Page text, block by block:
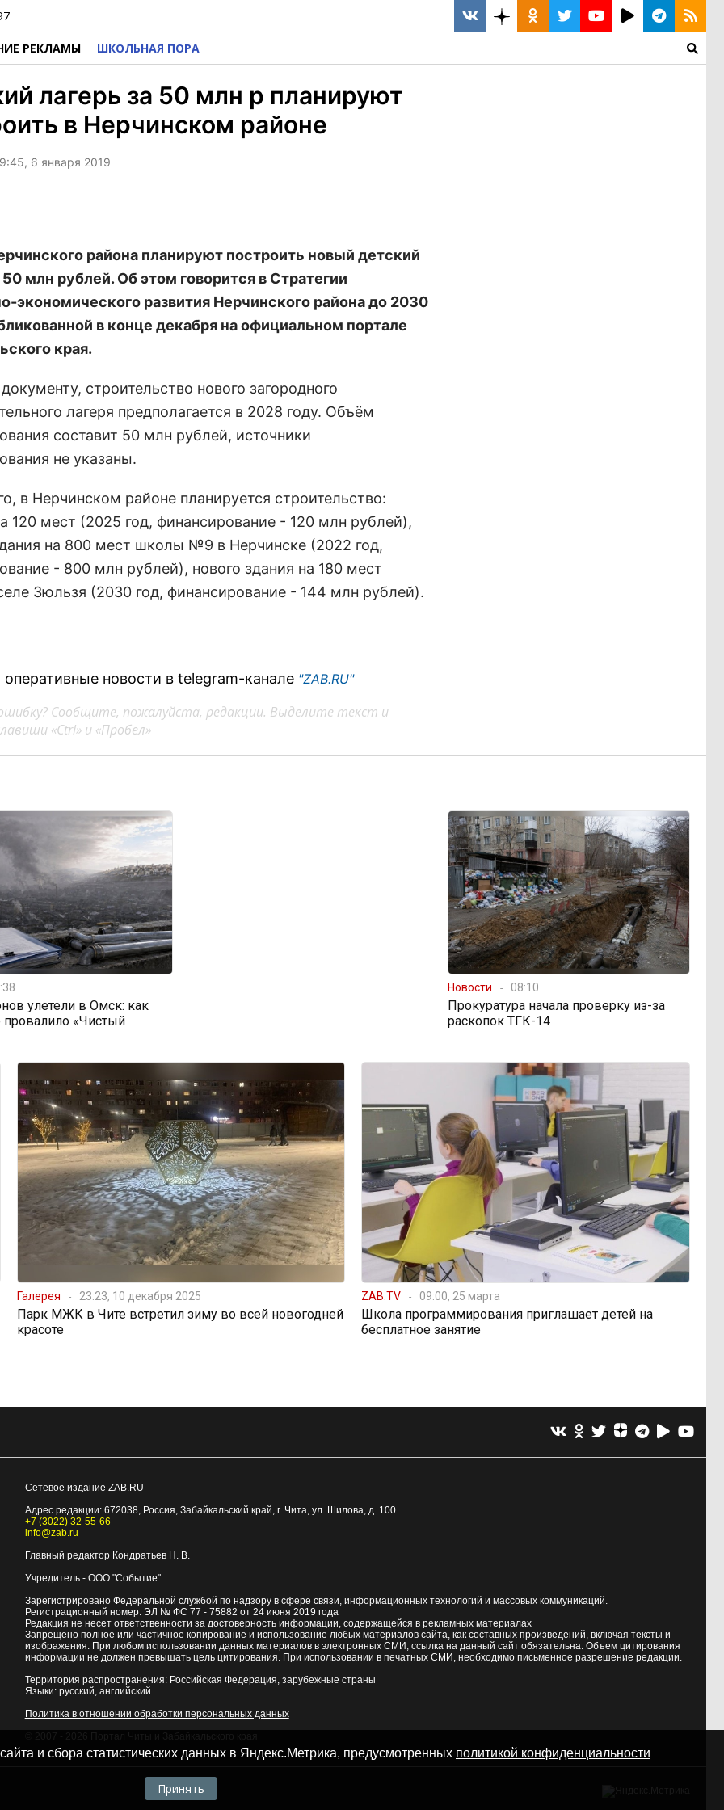
РЕКЛАМЫ ШКОЛЬНАЯ ПОРА
лагерь за 50 млн р планируют
в Нерчинском районе
6 января 2019
района планируют построить новый детский
50 млн рублей. Об этом говорится в Стратегии
экономического развития Нерчинского района до 2030
в конце декабря на официальном портале
края.
строительство нового загородного
лагеря предполагается в 2028 году. Объём
составит 50 млн рублей, источники
не указаны.
в Нерчинском районе планируется строительство:
120 мест (2025 год, финансирование - 120 млн рублей),
на 800 мест школы №9 в Нерчинске (2022 год,
- 800 млн рублей), нового здания на 180 мест
Зюльзя (2030 год, финансирование - 144 млн рублей).
новости в telegram-канале "ZAB.RU"
Сообщите, пожалуйста, редакции. Выделите текст и
«Ctrl» и «Пробел»
улетели в Омск: как
провалило «Чистый
Новости 08:10
Прокуратура начала проверку из-за
раскопок ТГК-14
Галерея 23:23, 10 декабря 2025
Парк МЖК в Чите встретил зиму во всей новогодней
красоте
ZAB.TV 09:00, 25 марта
Школа программирования приглашает детей на
бесплатное занятие
Сетевое издание ZAB.RU
Адрес редакции: 672038, Россия, Забайкальский край, г. Чита, ул. Шилова, д. 100
+7 (3022) 32-55-66
info@zab.ru
Главный редактор Кондратьев Н. В.
Учредитель - ООО "Событие"
Зарегистрировано Федеральной службой по надзору в сфере связи, информационных технологий и массовых коммуникаций.
Регистрационный номер: ЭЛ № ФС 77 - 75882 от 24 июня 2019 года
Редакция не несет ответственности за достоверность информации, содержащейся в рекламных материалах
Запрещено полное или частичное копирование и использование любых материалов сайта, как составных произведений, включая тексты и
изображения. При любом использовании данных материалов в электронных СМИ, ссылка на данный сайт обязательна. Объем цитирования
информации не должен превышать цель цитирования. При использовании в печатных СМИ, необходимо письменное разрешение редакции.
Территория распространения: Российская Федерация, зарубежные страны
Языки: русский, английский
Политика в отношении обработки персональных данных
и сбора статистических данных в Яндекс.Метрика, предусмотренных политикой конфиденциальности
Принять